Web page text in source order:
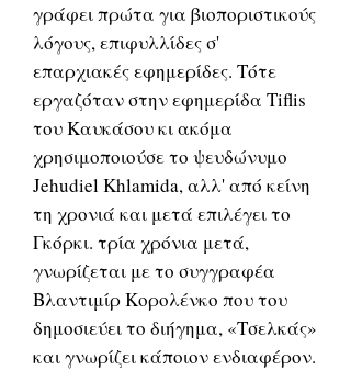
γράφει πρώτα για βιοποριστικούς
λόγους, επιφυλλίδες σ'
επαρχιακές εφημερίδες. Τότε
εργαζόταν στην εφημερίδα Tiflis
του Καυκάσου κι ακόμα
χρησιμοποιούσε το ψευδώνυμο
Jehudiel Khlamida, αλλ' από κείνη
τη χρονιά και μετά επιλέγει το
Γκόρκι. τρία χρόνια μετά,
γνωρίζεται με το συγγραφέα
Βλαντιμίρ Κορολένκο που του
δημοσιεύει το διήγημα, «Τσελκάς»
και γνωρίζει κάποιον ενδιαφέρον.